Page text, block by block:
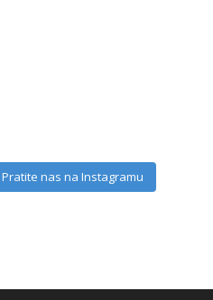
Pratite nas na Instagramu